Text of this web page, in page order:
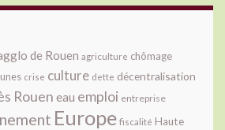
de Rouen agriculture chômage
crise culture dette décentralisation
Rouen eau emploi entreprise
Europe fiscalité Haute